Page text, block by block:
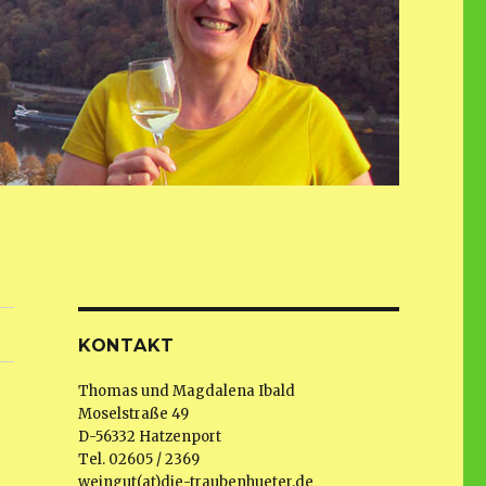
KONTAKT
Thomas und Magdalena Ibald
Moselstraße 49
D-56332 Hatzenport
Tel. 02605 / 2369